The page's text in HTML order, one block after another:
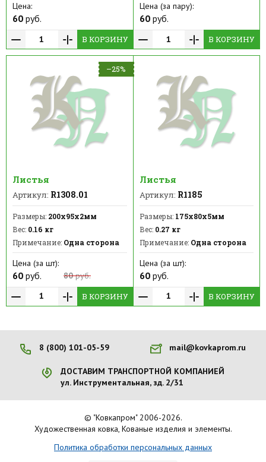
Цена:
60 руб.
В КОРЗИНУ
Цена (за пару):
60руб.
В КОРЗИНУ
–25%
Листья
Артикул: R1308.01
Размеры: 200х95х2мм
Вес: 0.16 кг
Примечание: Одна сторона
Цена (за шт):
60 руб. 80руб.
В КОРЗИНУ
Листья
Артикул: R1185
Размеры:175х80х5мм
Вес:0.27 кг
Примечание:Одна сторона
Цена (за шт):
60руб.
В КОРЗИНУ
8 (800) 101-05-59 mail@kovkaprom.ru
ДОСТАВИМ ТРАНСПОРТНОЙ КОМПАНИЕЙ
ул. Инструментальная, зд. 2/31
© "Ковкапром" 2006-2026.
Художественная ковка, Кованые изделия и элементы.
Политика обработки персональных данных